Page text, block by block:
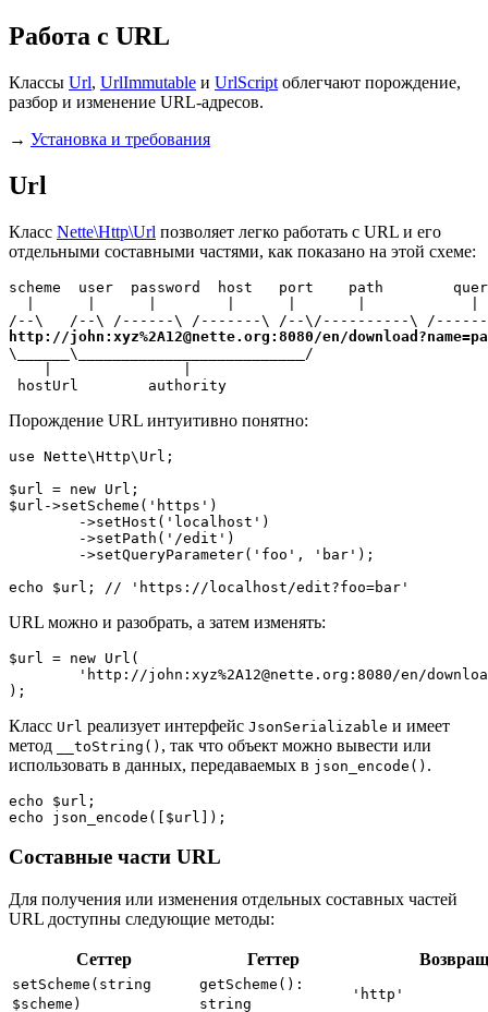
Работа с URL
Классы Url, UrlImmutable и UrlScript облегчают порождение,
разбор и изменение URL-адресов.
→ Установка и требования
Url
Класс Nette\Http\Url позволяет легко работать с URL и его
отдельными составными частями, как показано на этой схеме:
scheme  user  password  host   port    path
http://john:xyz%2A12@nette.org:8080/en/
\______\__________________________/
hostUrl        authority
Порождение URL интуитивно понятно:
use Nette\Http\Url;
$url = new Url;
$url->setScheme('https')
URL можно и разобрать, а затем изменять:
$url = new Url(
Класс Url реализует интерфейс JsonSerializable и имеет
метод
__toString() , так что объект можно вывести или
использовать в данных, передаваемых в json_encode() .
echo $url;
Составные части URL
Для получения или изменения отдельных составных частей
URL доступны следующие методы:
Сеттер Геттер
setScheme(string
$scheme)
getScheme():
string
'http'